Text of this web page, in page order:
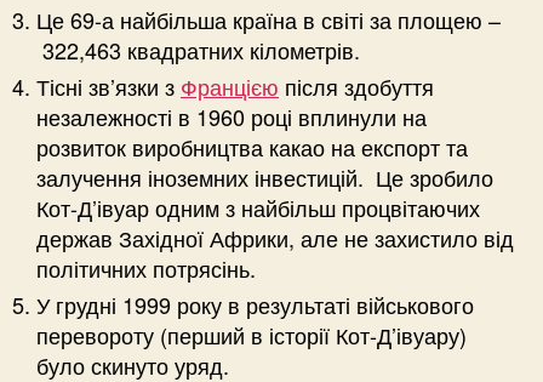
Це 69-а найбільша країна в світі за площею –
322,463 квадратних кілометрів.
Тісні зв’язки з Францією після здобуття
незалежності в 1960 році вплинули на
розвиток виробництва какао на експорт та
залучення іноземних інвестицій. Це зробило
Кот-Д’івуар одним з найбільш процвітаючих
держав Західної Африки, але не захистило від
політичних потрясінь.
У грудні 1999 року в результаті військового
перевороту (перший в історії Кот-Д’івуару)
було скинуто уряд.